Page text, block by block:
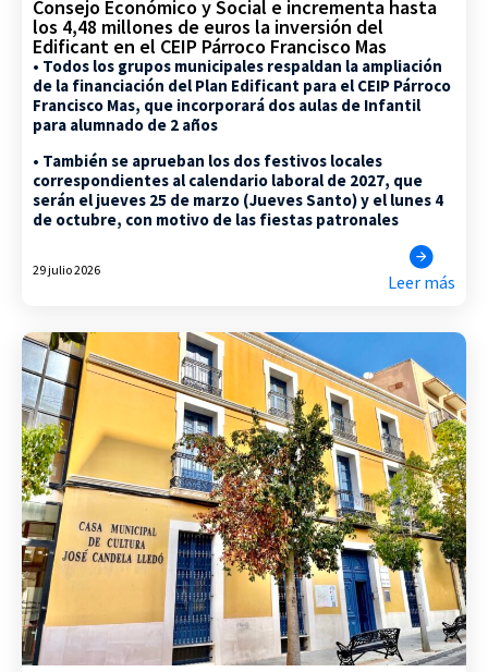
Consejo Económico y Social e incrementa hasta
los 4,48 millones de euros la inversión del
Edificant en el CEIP Párroco Francisco Mas
• Todos los grupos municipales respaldan la ampliación
de la financiación del Plan Edificant para el CEIP Párroco
Francisco Mas, que incorporará dos aulas de Infantil
para alumnado de 2 años
• También se aprueban los dos festivos locales
correspondientes al calendario laboral de 2027, que
serán el jueves 25 de marzo (Jueves Santo) y el lunes 4
de octubre, con motivo de las fiestas patronales
29 julio 2026
Leer más